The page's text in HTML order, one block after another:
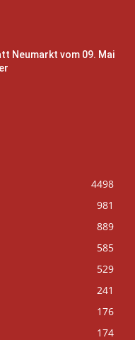
Neumarkt vom 09. Mai
4498
981
889
585
529
241
176
174